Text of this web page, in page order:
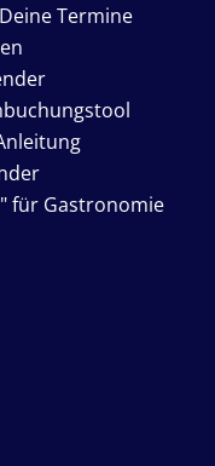
Termine
für Gastronomie